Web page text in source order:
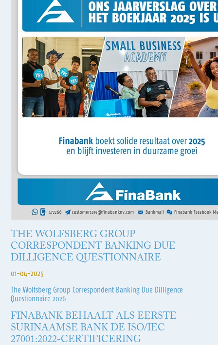
THE WOLFSBERG GROUP
CORRESPONDENT BANKING DUE
DILLIGENCE QUESTIONNAIRE
01-04-2025
The Wolfsberg Group Correspondent Banking Due Dilligence
Questionnaire 2026
FINABANK BEHAALT ALS EERSTE
SURINAAMSE BANK DE ISO/IEC
27001:2022-CERTIFICERING